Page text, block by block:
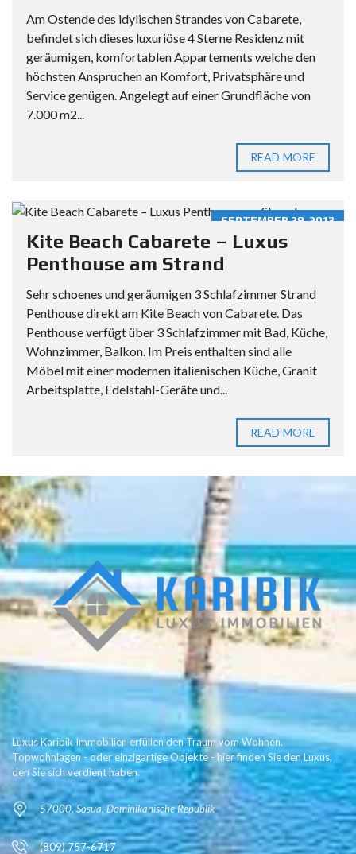
Am Ostende des idylischen Strandes von Cabarete,
befindet sich dieses luxuriöse 4 Sterne Residenz mit
geräumigen, komfortablen Appartements welche den
höchsten Anspruchen an Komfort, Privatsphäre und
Service genügen. Angelegt auf einer Grundfläche von
7.000 m2...
READ MORE
SEPTEMBER 29, 2013
Kite Beach Cabarete – Luxus
Penthouse am Strand
Sehr schoenes und geräumigen 3 Schlafzimmer Strand
Penthouse direkt am Kite Beach von Cabarete. Das
Penthouse verfügt über 3 Schlafzimmer mit Bad, Küche,
Wohnzimmer, Balkon. Im Preis enthalten sind alle
Möbel mit einer modernen italienischen Küche, Granit
Arbeitsplatte, Edelstahl-Geräte und...
READ MORE
Luxus Karibik Immobilien erfüllen den Traum vom Wohnen.
Topwohnlagen - oder einzigartige Objekte - hier finden Sie den Luxus,
den Sie sich verdient haben.
57000, Sosua, Dominikanische Republik
(809) 757-6717